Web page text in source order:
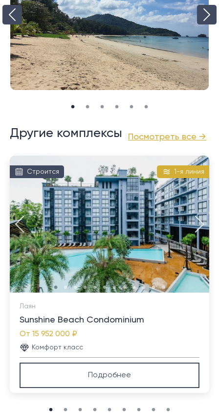
Как и многие пляжи на севере Пхукета, низкий сезон
может быть очень тихим, но некоторые места
остаются открытыми круглый год, так как это
известное и любимое место для кайтсерфинга.
Пляж Най Янг может быть весьма хорош для купания,
хотя течение может быть довольно опасным во
время низкого и дождливого сезона с мая по
Посмотреть все →
Другие комплексы
Строится 1-я линия
Лаян
Sunshine Beach Condominium
От 15 952 000 ₽
Комфорт класс
Подробнее